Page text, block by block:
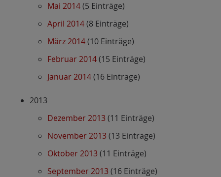
Mai 2014(5 Einträge)
April 2014(8 Einträge)
März 2014(10 Einträge)
Februar 2014(15 Einträge)
Januar 2014(16 Einträge)
2013
Dezember 2013(11 Einträge)
November 2013(13 Einträge)
Oktober 2013(11 Einträge)
September 2013(16 Einträge)